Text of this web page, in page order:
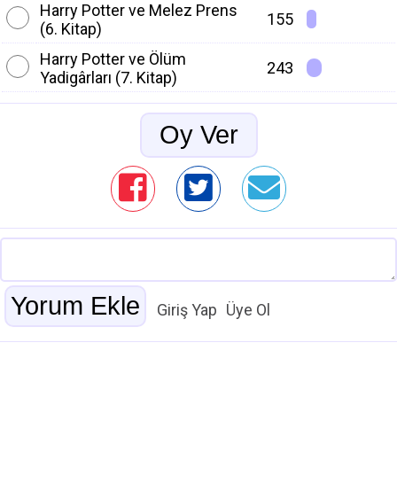
Harry Potter ve Melez Prens
(6. Kitap)
155
Harry Potter ve Ölüm
Yadigârları (7. Kitap)
243
Giriş Yap Üye Ol